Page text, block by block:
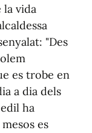
vida
"Des
es trobe en
a dia dels
ha
es